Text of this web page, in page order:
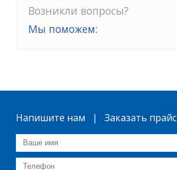
Возникли вопросы?
Мы поможем:
Напишите нам | Заказать прайс